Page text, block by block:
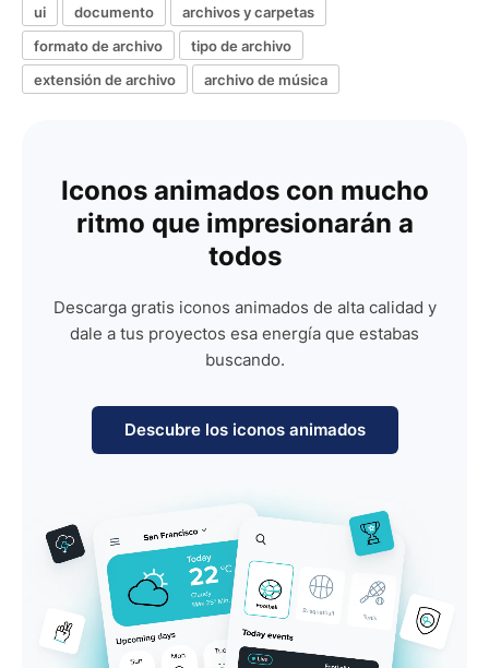
ui documento
archivos y carpetas
formato de archivo
tipo de archivo
extensión de archivo
archivo de música
Iconos animados con mucho
ritmo que impresionarán a
todos
Descarga gratis iconos animados de alta calidad y
dale a tus proyectos esa energía que estabas
buscando.
Descubre los iconos animados